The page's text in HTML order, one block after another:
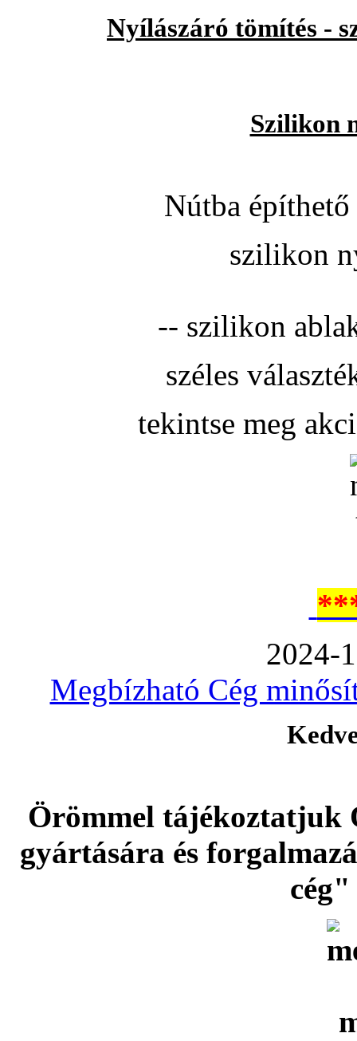
Nyílászáró tömítés -
Szilikon
Nútba
szilikon
-- szilikon
széles
tekintse meg
2024-
Megbízható Cég
Örömmel tájékoztatjuk
gyártására és